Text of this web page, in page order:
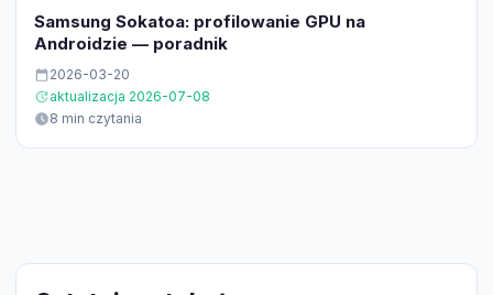
Samsung Sokatoa: profilowanie GPU na
Androidzie — poradnik
2026-03-20
aktualizacja 2026-07-08
8 min czytania